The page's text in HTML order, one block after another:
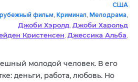
США
фильм, Криминал, Мелодрама,
Триллер,драма
Джоби Хэролд, Джоби Харольд
Кристенсен, Джессика Альба,
Арлисс Ховард,Фишер Стивенс
Стивен Хинкл,Джорджина Чапмэн
молодой человек. В его
деньги, работа, любовь. Но